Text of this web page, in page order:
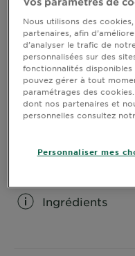
CLOSE SUBPANEL
Application
inratable
CLOSE SUBPANEL
Ingrédients
Nous utilisons des
partenaires, afin
d’analyser le trafic de
personnalisées sur des
fonctionnalités disponibles
pouvez gérer à tout
paramétrages des
dont nos partenaires et
personnelles consultez
Personnaliser mes